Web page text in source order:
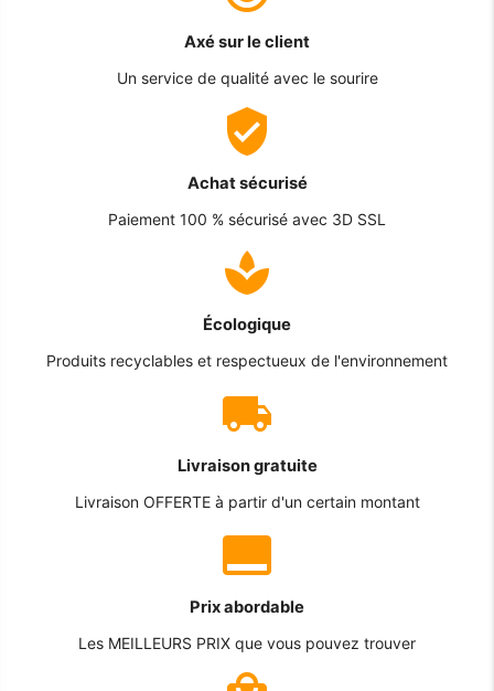
Axé sur le client
Un service de qualité avec le sourire
Achat sécurisé
Paiement 100 % sécurisé avec 3D SSL
Écologique
Produits recyclables et respectueux de l'environnement
Livraison gratuite
Livraison OFFERTE à partir d'un certain montant
Prix abordable
Les MEILLEURS PRIX que vous pouvez trouver